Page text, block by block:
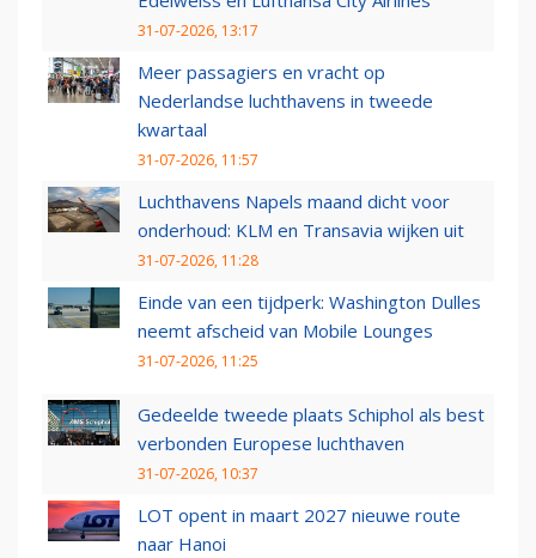
31-07-2026, 13:17
Meer passagiers en vracht op
Nederlandse luchthavens in tweede
kwartaal
31-07-2026, 11:57
Luchthavens Napels maand dicht voor
onderhoud: KLM en Transavia wijken uit
31-07-2026, 11:28
Einde van een tijdperk: Washington Dulles
neemt afscheid van Mobile Lounges
31-07-2026, 11:25
Gedeelde tweede plaats Schiphol als best
verbonden Europese luchthaven
31-07-2026, 10:37
LOT opent in maart 2027 nieuwe route
naar Hanoi